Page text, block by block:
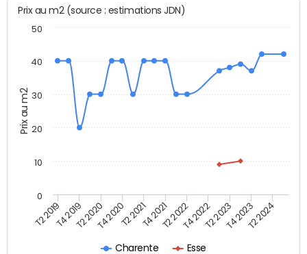
Prix au m2
Prix au m2 (source : estimations JDN)
Charente Esse
T2 2019T4 2019T2 2020T4 2020T2 2021T4 2021T2 2022T4 2022T2 2023T4 2023T2 2024
0
10
20
30
40
50